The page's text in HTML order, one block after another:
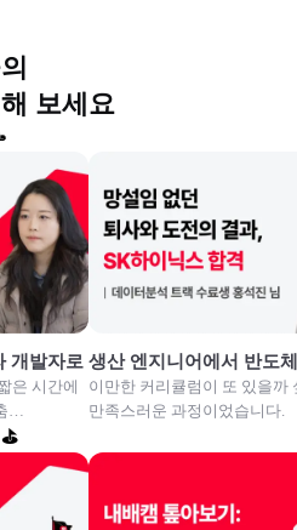
보세요
개발자로
은 시간에
생산 엔지니어에서 반도
이만한 커리큘럼이 또 있을까
만족스러운 과정이었습니다.